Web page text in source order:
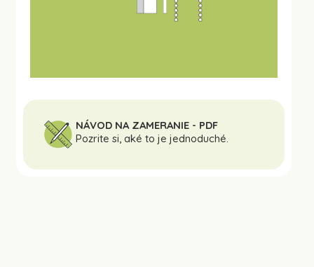
NÁVOD NA ZAMERANIE - PDF
Pozrite si, aké to je jednoduché.